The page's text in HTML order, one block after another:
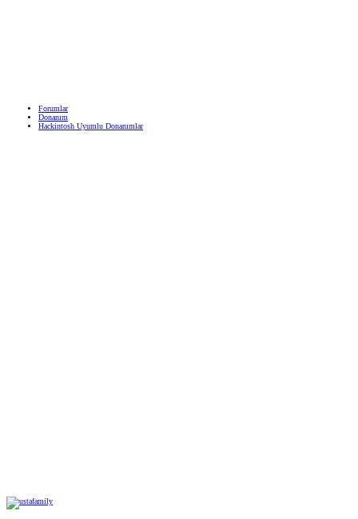
Forumlar
Donanım
Hackintosh Uyumlu Donanımlar